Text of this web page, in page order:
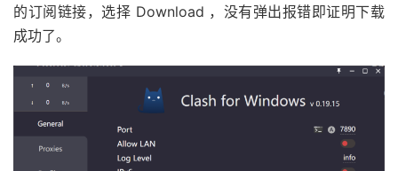
的订阅链接，选择 Download ，没有弹出报错即证明下载
成功了。